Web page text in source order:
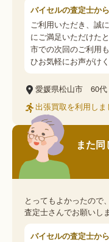
バイセルの査定士か
ご利用いただき、誠
にご満足いただけた
市での次回のご利用
ひお気軽にお声がけく
愛媛県松山市 60代
出張買取を利用しま
また同
とってもよかったので
査定士さんでお願いし
バイセルの査定士か